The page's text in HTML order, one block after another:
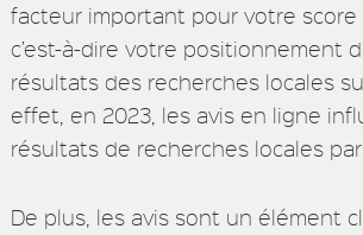
facteur important pour votre score
c’est-à-dire votre positionnement
résultats des recherches locales
effet, en 2023, les avis en ligne
résultats de recherches locales par
De plus, les avis sont un élément